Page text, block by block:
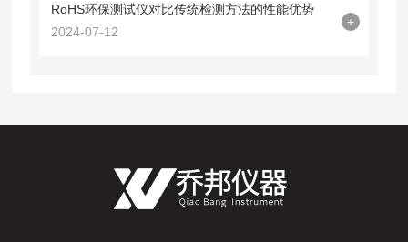
RoHS环保测试仪对比传统检测方法的性能优势
2024-07-12
+